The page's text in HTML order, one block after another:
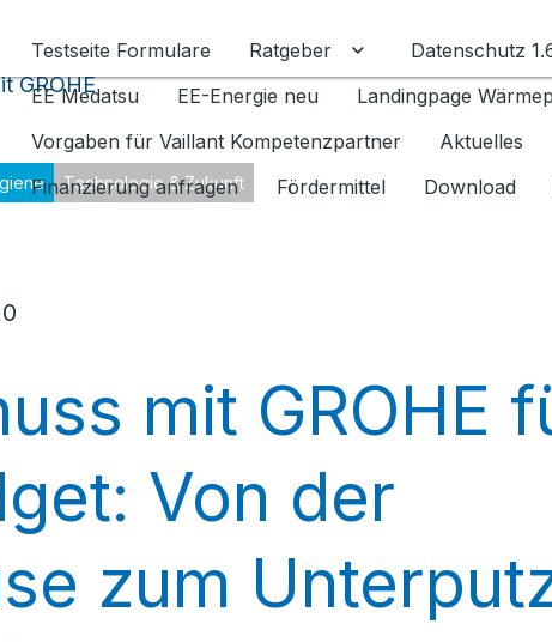
Testseite Formulare
Ratgeber Untermenü für
Datenschutz
EE Medatsu
EE-Energie neu Landingpage
Vorgaben für Vaillant Kompetenzpartner
Aktuelles
Finanzierung anfragen
Fördermittel Download
GROHE
Technologie & Zukunft
mit GROHE
Von der
zum